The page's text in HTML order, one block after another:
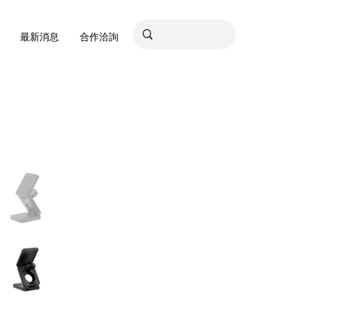
最新消息 合作洽詢